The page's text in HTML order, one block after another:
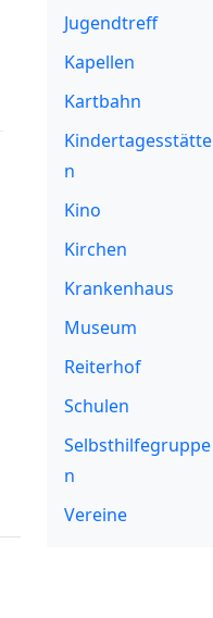
Jugendtreff
Kapellen
Kartbahn
Kindertagesstätte
n
Kino
Kirchen
Krankenhaus
Museum
Reiterhof
Schulen
Selbsthilfegruppe
n
Vereine